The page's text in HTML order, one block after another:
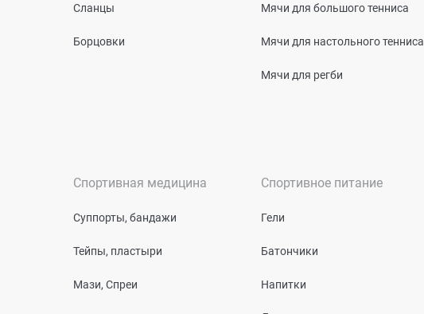
Сланцы
Борцовки
Мячи для большого тенниса
Мячи для настольного тенниса
Мячи для регби
Спортивная медицина
Суппорты, бандажи
Тейпы, пластыри
Мази, Спреи
Спортивное питание
Гели
Батончики
Напитки